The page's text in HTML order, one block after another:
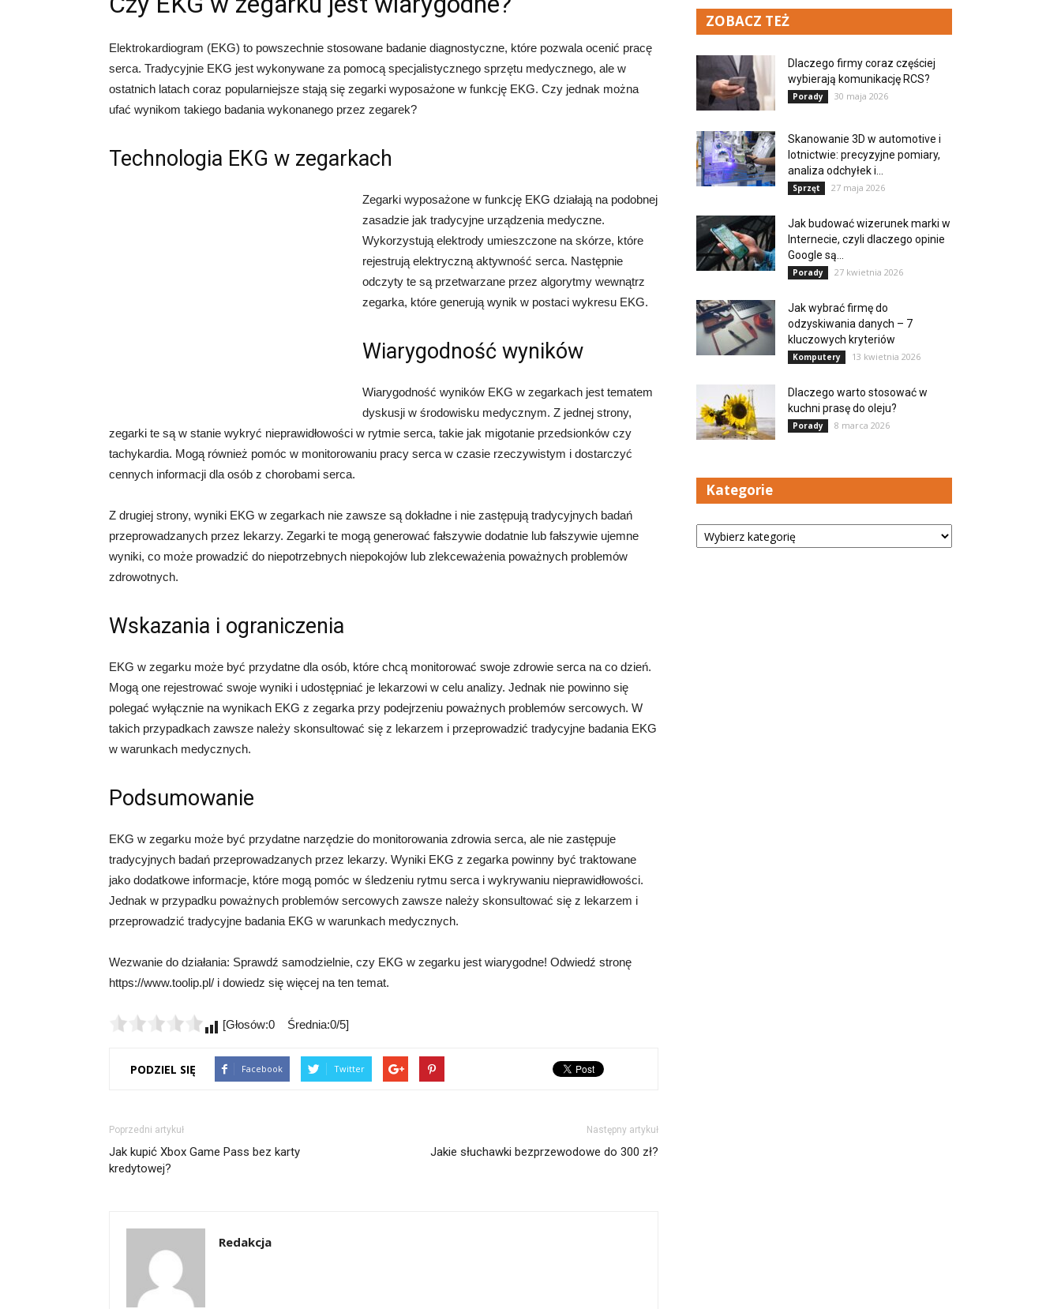
Elektrokardiogram (EKG) to powszechnie stosowane badanie diagnostyczne, które pozwala ocenić pracę
serca. Tradycyjnie EKG jest wykonywane za pomocą specjalistycznego sprzętu medycznego, ale w
ostatnich latach coraz popularniejsze stają się zegarki wyposażone w funkcję EKG. Czy jednak można
ufać wynikom takiego badania wykonanego przez zegarek?
Technologia EKG w zegarkach
Zegarki wyposażone w funkcję EKG działają na podobnej
zasadzie jak tradycyjne urządzenia medyczne.
Wykorzystują elektrody umieszczone na skórze, które
rejestrują elektryczną aktywność serca. Następnie
odczyty te są przetwarzane przez algorytmy wewnątrz
zegarka, które generują wynik w postaci wykresu EKG.
Wiarygodność wyników
Wiarygodność wyników EKG w zegarkach jest tematem
dyskusji w środowisku medycznym. Z jednej strony,
zegarki te są w stanie wykryć nieprawidłowości w rytmie serca, takie jak migotanie przedsionków czy
tachykardia. Mogą również pomóc w monitorowaniu pracy serca w czasie rzeczywistym i dostarczyć
cennych informacji dla osób z chorobami serca.
Z drugiej strony, wyniki EKG w zegarkach nie zawsze są dokładne i nie zastępują tradycyjnych badań
przeprowadzanych przez lekarzy. Zegarki te mogą generować fałszywie dodatnie lub fałszywie ujemne
wyniki, co może prowadzić do niepotrzebnych niepokojów lub zlekceważenia poważnych problemów
zdrowotnych.
Wskazania i ograniczenia
EKG w zegarku może być przydatne dla osób, które chcą monitorować swoje zdrowie serca na co dzień.
Mogą one rejestrować swoje wyniki i udostępniać je lekarzowi w celu analizy. Jednak nie powinno się
polegać wyłącznie na wynikach EKG z zegarka przy podejrzeniu poważnych problemów sercowych. W
takich przypadkach zawsze należy skonsultować się z lekarzem i przeprowadzić tradycyjne badania EKG
w warunkach medycznych.
Podsumowanie
EKG w zegarku może być przydatne narzędzie do monitorowania zdrowia serca, ale nie zastępuje
tradycyjnych badań przeprowadzanych przez lekarzy. Wyniki EKG z zegarka powinny być traktowane
jako dodatkowe informacje, które mogą pomóc w śledzeniu rytmu serca i wykrywaniu nieprawidłowości.
Jednak w przypadku poważnych problemów sercowych zawsze należy skonsultować się z lekarzem i
przeprowadzić tradycyjne badania EKG w warunkach medycznych.
Wezwanie do działania: Sprawdź samodzielnie, czy EKG w zegarku jest wiarygodne! Odwiedź stronę
https://www.toolip.pl/ i dowiedz się więcej na ten temat.
[Głosów:0 Średnia:0/5]
PODZIEL SIĘ Facebook Twitter
Poprzedni artykuł
Jak kupić Xbox Game Pass bez karty
kredytowej?
Następny artykuł
Jakie słuchawki bezprzewodowe do 300 zł?
Redakcja
ZOBACZ TEŻ
Dlaczego firmy coraz częściej
wybierają komunikację RCS?
Porady 30 maja 2026
Skanowanie 3D w automotive i
lotnictwie: precyzyjne pomiary,
analiza odchyłek i...
Sprzęt 27 maja 2026
Jak budować wizerunek marki w
Internecie, czyli dlaczego opinie
Google są...
Porady 27 kwietnia 2026
Jak wybrać firmę do
odzyskiwania danych – 7
kluczowych kryteriów
Komputery 13 kwietnia 2026
Dlaczego warto stosować w
kuchni prasę do oleju?
Porady 8 marca 2026
Kategorie
Kategorie